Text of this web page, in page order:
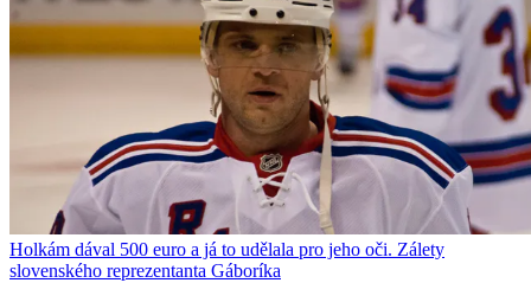
Holkám dával 500 euro a já to udělala pro jeho oči. Zálety
slovenského reprezentanta Gáboríka